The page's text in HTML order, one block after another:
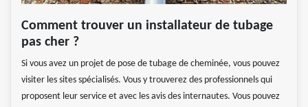
Comment trouver un installateur de tubage
pas cher ?
Si vous avez un projet de pose de tubage de cheminée, vous pouvez
visiter les sites spécialisés. Vous y trouverez des professionnels qui
proposent leur service et avec les avis des internautes. Vous pouvez